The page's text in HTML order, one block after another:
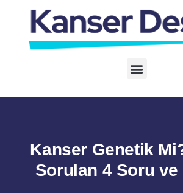
Kanser Genetik
Sorulan 4 Soru ve